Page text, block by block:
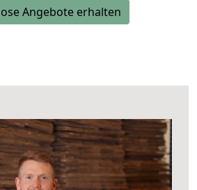
Angebote erhalten